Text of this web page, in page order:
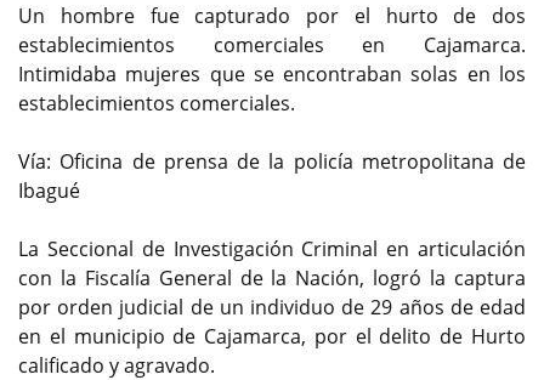
Un hombre fue capturado por el hurto de dos
establecimientos comerciales en Cajamarca.
Intimidaba mujeres que se encontraban solas en los
establecimientos comerciales.
Vía: Oficina de prensa de la policía metropolitana de
Ibagué
La Seccional de Investigación Criminal en articulación
con la Fiscalía General de la Nación, logró la captura
por orden judicial de un individuo de 29 años de edad
en el municipio de Cajamarca, por el delito de Hurto
calificado y agravado.